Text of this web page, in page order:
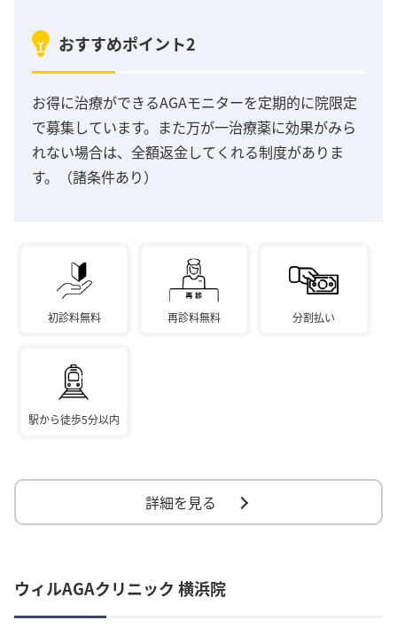
おすすめポイント2
お得に治療ができるAGAモニターを定期的に院限定
で募集しています。また万が一治療薬に効果がみら
れない場合は、全額返金してくれる制度がありま
す。（諸条件あり）
初診料無料 再診料無料 分割払い
駅から徒歩5分以内
詳細を見る
ウィルAGAクリニック 横浜院